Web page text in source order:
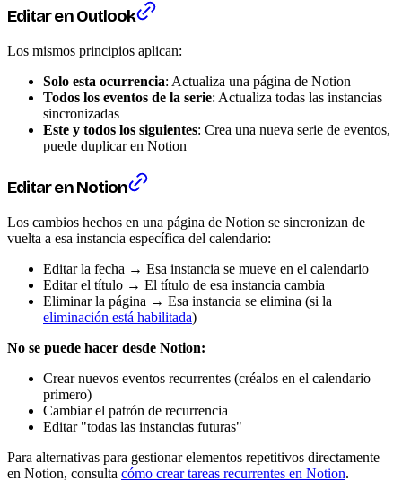
Editar en Outlook
Los mismos principios aplican:
Solo esta ocurrencia: Actualiza una página de Notion
Todos los eventos de la serie: Actualiza todas las instancias
sincronizadas
Este y todos los siguientes: Crea una nueva serie de eventos,
puede duplicar en Notion
Editar en Notion
Los cambios hechos en una página de Notion se sincronizan de
vuelta a esa instancia específica del calendario:
Editar la fecha → Esa instancia se mueve en el calendario
Editar el título → El título de esa instancia cambia
Eliminar la página → Esa instancia se elimina (si la
eliminación está habilitada)
No se puede hacer desde Notion:
Crear nuevos eventos recurrentes (créalos en el calendario
primero)
Cambiar el patrón de recurrencia
Editar "todas las instancias futuras"
Para alternativas para gestionar elementos repetitivos directamente
en Notion, consulta cómo crear tareas recurrentes en Notion.